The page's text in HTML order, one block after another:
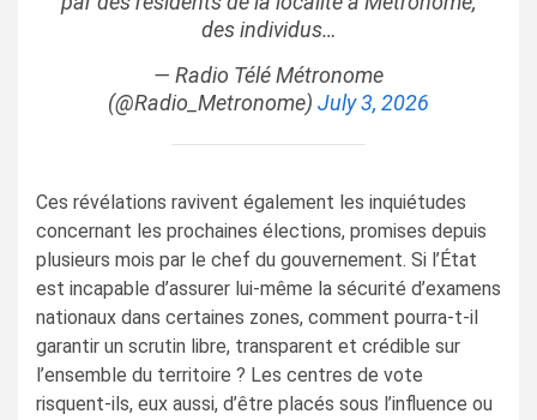
des individus…
— Radio Télé Métronome
(@Radio_Metronome) July 3, 2026
Ces révélations ravivent également les inquiétudes
concernant les prochaines élections, promises depuis
plusieurs mois par le chef du gouvernement. Si l’État
est incapable d’assurer lui-même la sécurité d’examens
nationaux dans certaines zones, comment pourra-t-il
garantir un scrutin libre, transparent et crédible sur
l’ensemble du territoire ? Les centres de vote
risquent-ils, eux aussi, d’être placés sous l’influence ou